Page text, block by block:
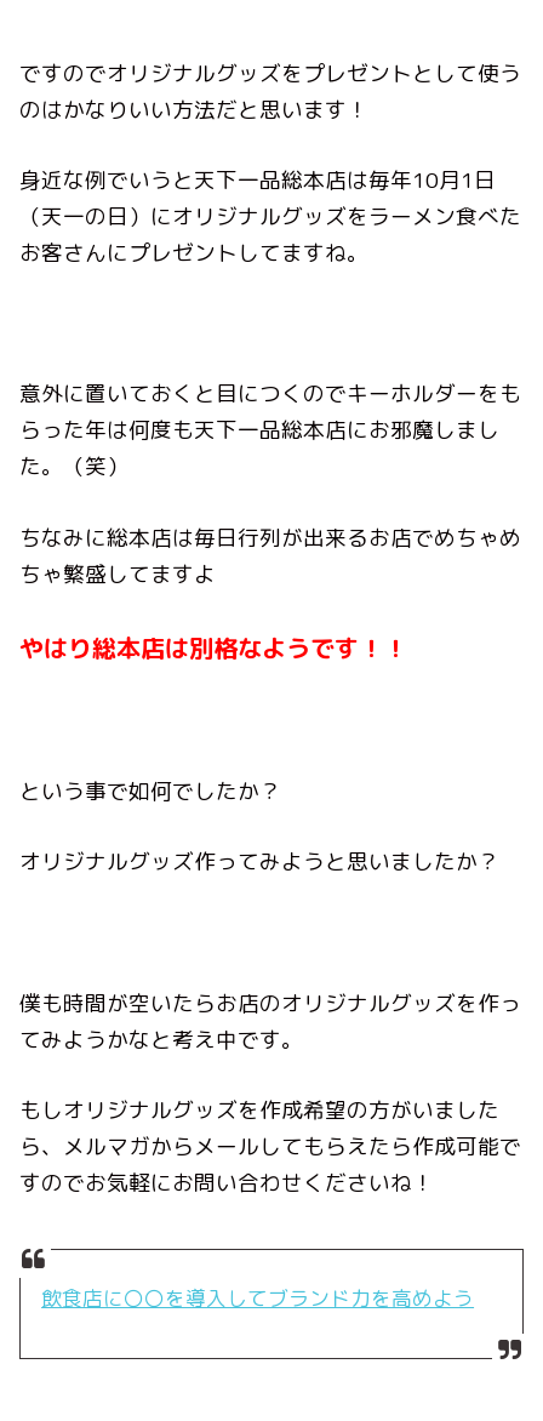
ですのでオリジナルグッズをプレゼントとして使う
のはかなりいい方法だと思います！
身近な例でいうと天下一品総本店は毎年10月1日
（天一の日）にオリジナルグッズをラーメン食べた
お客さんにプレゼントしてますね。
意外に置いておくと目につくのでキーホルダーをも
らった年は何度も天下一品総本店にお邪魔しまし
た。（笑）
ちなみに総本店は毎日行列が出来るお店でめちゃめ
ちゃ繁盛してますよ
やはり総本店は別格なようです！！
という事で如何でしたか？
オリジナルグッズ作ってみようと思いましたか？
僕も時間が空いたらお店のオリジナルグッズを作っ
てみようかなと考え中です。
もしオリジナルグッズを作成希望の方がいました
ら、メルマガからメールしてもらえたら作成可能で
すのでお気軽にお問い合わせくださいね！
飲食店に〇〇を導入してブランド力を高めよう